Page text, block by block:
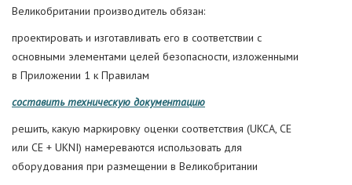
Великобритании производитель обязан:
проектировать и изготавливать его в соответствии с
основными элементами целей безопасности, изложенными
в Приложении 1 к Правилам
составить техническую документацию
решить, какую маркировку оценки соответствия (UKCA, CE
или CE + UKNI) намереваются использовать для
оборудования при размещении в Великобритании